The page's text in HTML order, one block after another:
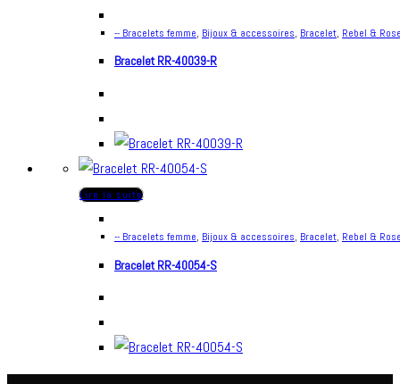
-- Bracelets femme, Bijoux & accessoires, Bracelet, Rebel &
Bracelet RR-40039-R
Lire la suite
-- Bracelets femme, Bijoux & accessoires, Bracelet, Rebel &
Bracelet RR-40054-S